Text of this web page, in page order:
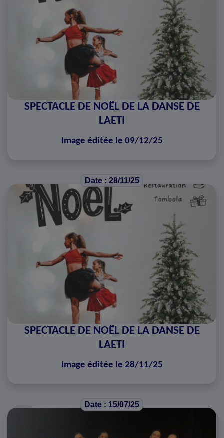
SPECTACLE DE NOËL DE LA DANSE DE
LAETI
Image éditée le 09/12/25
Date : 28/11/25
SPECTACLE DE NOËL DE LA DANSE DE
LAETI
Image éditée le 28/11/25
Date : 15/07/25